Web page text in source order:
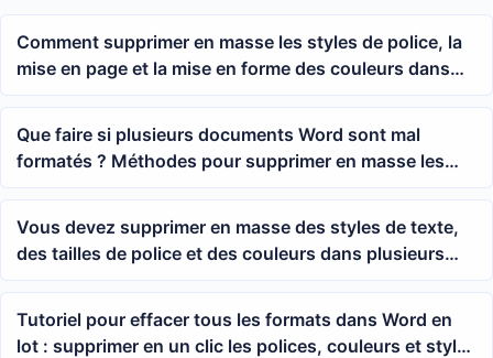
Comment supprimer en masse les styles de police, la
mise en page et la mise en forme des couleurs dans
plusieurs documents Word
Que faire si plusieurs documents Word sont mal
formatés ? Méthodes pour supprimer en masse les
couleurs de police, les styles d'hyperliens et la mise en
Vous devez supprimer en masse des styles de texte,
des tailles de police et des couleurs dans plusieurs
fichiers Word ? 5 astuces pour effacer la mise en
Tutoriel pour effacer tous les formats dans Word en
lot : supprimer en un clic les polices, couleurs et styles